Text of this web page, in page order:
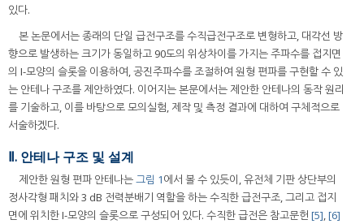
있다.
본 논문에서는 종래의 단일 급전구조를 수직급전구조로 변형하고, 대각선 방
향으로 발생하는 크기가 동일하고 90도의 위상차이를 가지는 주파수를 접지면
의 I-모양의 슬롯을 이용하여, 공진주파수를 조절하여 원형 편파를 구현할 수 있
는 안테나 구조를 제안하였다. 이어지는 본문에서는 제안한 안테나의 동작 원리
를 기술하고, 이를 바탕으로 모의실험, 제작 및 측정 결과에 대하여 구체적으로
서술하겠다.
Ⅱ. 안테나 구조 및 설계
제안한 원형 편파 안테나는그림 1에서 볼 수 있듯이, 유전체 기판 상단부의
정사각형 패치와 3 dB 전력분배기 역할을 하는 수직한 급전구조, 그리고 접지
면에 위치한 I-모양의 슬롯으로 구성되어 있다. 수직한 급전은 참고문헌 [5],[6]